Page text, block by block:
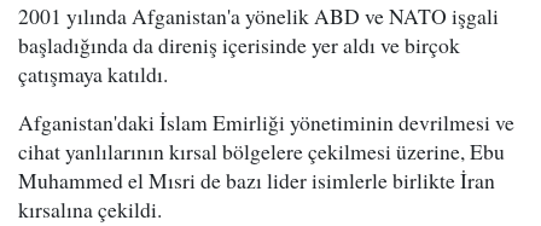
2001 yılında Afganistan'a yönelik ABD ve NATO işgali
başladığında da direniş içerisinde yer aldı ve birçok
çatışmaya katıldı.
Afganistan'daki İslam Emirliği yönetiminin devrilmesi ve
cihat yanlılarının kırsal bölgelere çekilmesi üzerine, Ebu
Muhammed el Mısri de bazı lider isimlerle birlikte İran
kırsalına çekildi.